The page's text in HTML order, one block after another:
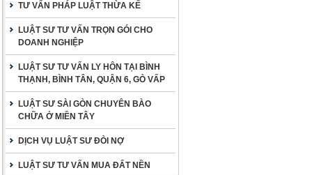
TƯ VẤN PHÁP LUẬT THỪA KẾ
LUẬT SƯ TƯ VẤN TRỌN GÓI CHO
DOANH NGHIỆP
LUẬT SƯ TƯ VẤN LY HÔN TẠI BÌNH
THẠNH, BÌNH TÂN, QUẬN 6, GÒ VẤP
LUẬT SƯ SÀI GÒN CHUYÊN BÀO
CHỮA Ở MIỀN TÂY
DỊCH VỤ LUẬT SƯ ĐÒI NỢ
LUẬT SƯ TƯ VẤN MUA ĐẤT NỀN